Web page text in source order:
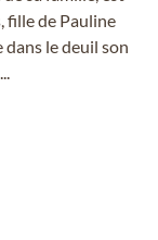
fille de Pauline
dans le deuil son